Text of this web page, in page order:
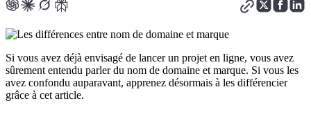
Si vous avez déjà envisagé de lancer un projet en ligne, vous avez
sûrement entendu parler du nom de domaine et marque. Si vous les
avez confondu auparavant, apprenez désormais à les différencier
grâce à cet article.